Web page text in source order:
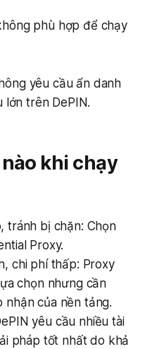
phù hợp để chạy
yêu cầu ẩn danh
lớn trên DePIN.
khi chạy
tránh bị chặn: Chọn
Proxy.
chi phí thấp: Proxy
chọn nhưng cần
nhận của nền tảng.
yêu cầu nhiều tài
pháp tốt nhất do khả